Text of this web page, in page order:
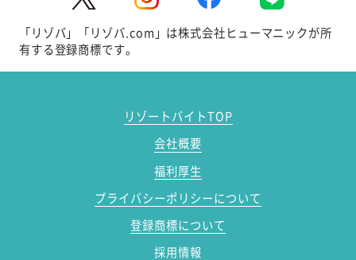
「リゾバ」「リゾバ.com」は株式会社ヒューマニックが所
有する登録商標です。
リゾートバイトTOP
会社概要
福利厚生
プライバシーポリシーについて
登録商標について
採用情報